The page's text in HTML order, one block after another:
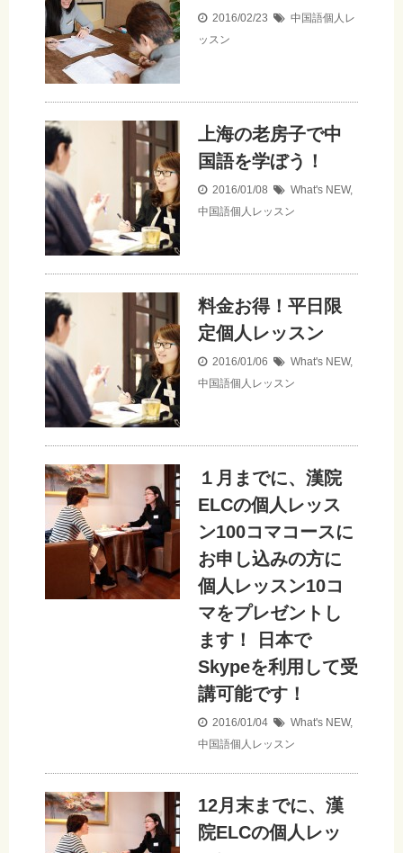
2016/02/23
中国語個人レ
ッスン
上海の老房子で中
国語を学ぼう！
2016/01/08 What's NEW,
中国語個人レッスン
料金お得！平日限
定個人レッスン
2016/01/06 What's NEW,
中国語個人レッスン
１月までに、漢院
ELCの個人レッス
ン100コマコースに
お申し込みの方に
個人レッスン10コ
マをプレゼントし
ます！ 日本で
Skypeを利用して受
講可能です！
2016/01/04 What's NEW,
中国語個人レッスン
12月末までに、漢
院ELCの個人レッ